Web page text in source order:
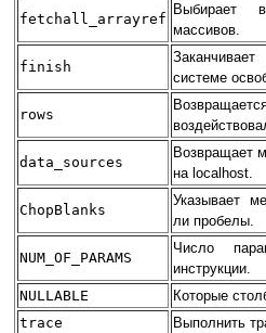
fetchall_arrayref
Выбирает
массивов.
finish
системе
rows
data_sources
Возвращает
на localhost.
ChopBlanks
Указывает
ли пробелы.
NUM_OF_PARAMS
Число
инструкции.
NULLABLE
Которые
trace
Выполнить